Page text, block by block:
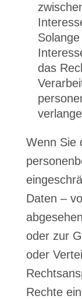
das
Wenn Sie
Daten –
oder zur
oder
Rechte